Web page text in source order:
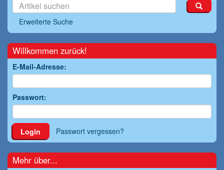
Erweiterte Suche
Willkommen zurück!
E-Mail-Adresse:
Passwort:
Login Passwort vergessen?
Mehr über...